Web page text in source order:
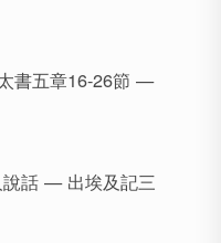
書五章16-26節 —
說話 — 出埃及記三